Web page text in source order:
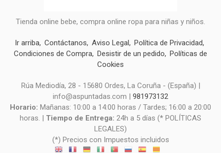
Tienda online bebe, compra online ropa para niñas y niños.
Ir arriba Contáctanos Aviso Legal
Política de Privacidad
Condiciones de Compra Desistir de un pedido
Políticas de
Cookies
Rúa Mediodía, 28 - 15680 Ordes, La Coruña - (España) |
info@aspuntadas.com | 981973132
Horario: Mañanas: 10:00 a 14:00 horas / Tardes; 16:00 a 20:00
horas. | Tiempo de Entrega: 24h a 5 días (* POLÍTICAS
LEGALES)
(*) Precios con Impuestos incluidos